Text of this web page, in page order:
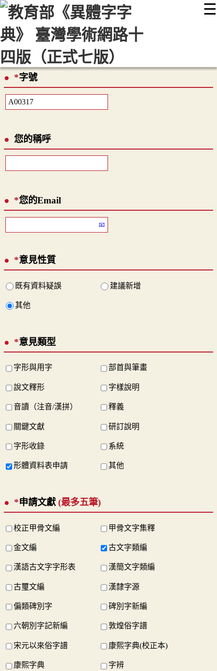
☰
::: 最新消息 常見問題 編輯說明
顯示模式
網站導覽
*字號
您的稱呼
*您的Email
*意見性質
既有資料疑誤 建議新增
其他
*意見類型
字形與用字 部首與筆畫
說文釋形 字樣說明
音讀（注音/漢拼） 釋義
關鍵文獻 研訂說明
字形收錄 系統
形體資料表申請 其他
*申請文獻 (最多五筆)
校正甲骨文編 甲骨文字集釋
金文編 古文字類編
漢語古文字字形表 漢簡文字類編
古璽文編 漢隸字源
偏類碑別字 碑別字新編
六朝別字記新編 敦煌俗字譜
宋元以來俗字譜 康熙字典(校正本)
康熙字典 字辨